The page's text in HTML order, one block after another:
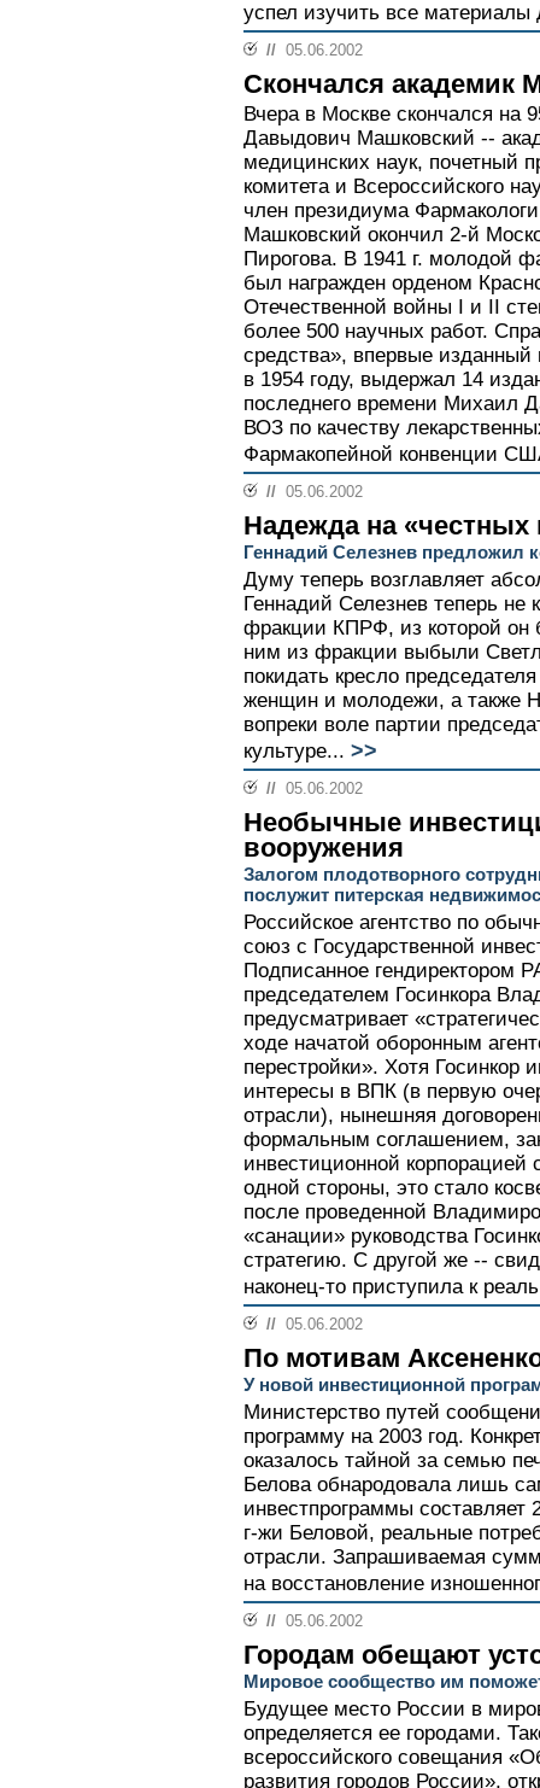
успел изучить все материалы
// 05.06.2002
Скончался академик
Вчера в Москве скончался на
Давыдович Машковский --
медицинских наук, почетный
комитета и Всероссийского
член президиума
Машковский окончил 2-й
Пирогова. В 1941 г. молодой
был награжден орденом
Отечественной войны I и II
более 500 научных работ.
средства», впервые изданный
в 1954 году, выдержал 14
последнего времени Михаил
ВОЗ по качеству
Фармакопейной конвенции
// 05.06.2002
Надежда на
Геннадий Селезнев предложил
Думу теперь возглавляет
Геннадий Селезнев теперь
фракции КПРФ, из которой он
ним из фракции выбыли
покидать кресло
женщин и молодежи, а также
вопреки воле партии
культуре... >>
// 05.06.2002
Необычные
вооружения
Залогом плодотворного
послужит питерская
Российское агентство по
союз с Государственной
Подписанное гендиректором
председателем Госинкора
предусматривает
ходе начатой оборонным
перестройки». Хотя Госинкор
интересы в ВПК (в первую
отрасли), нынешняя
формальным соглашением,
инвестиционной
одной стороны, это стало
после проведенной
«санации» руководства
стратегию. С другой же --
наконец-то приступила к
// 05.06.2002
По мотивам
У новой инвестиционной
Министерство путей
программу на 2003 год.
оказалось тайной за семью
Белова обнародовала лишь
инвестпрограммы
г-жи Беловой, реальные
отрасли. Запрашиваемая
на восстановление
// 05.06.2002
Городам обещают
Мировое сообщество им
Будущее место России в
определяется ее городами.
всероссийского совещания
развития городов России»,